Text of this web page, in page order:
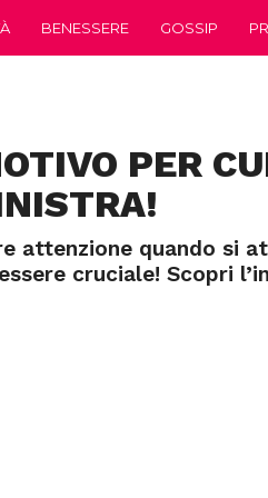
BENESSERE GOSSIP
PER
attenzione quando si
cruciale! Scopri